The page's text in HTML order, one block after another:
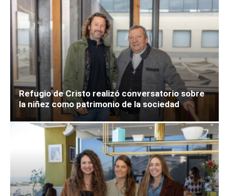
Refugio de Cristo realizó conversatorio sobre
la niñez como patrimonio de la sociedad